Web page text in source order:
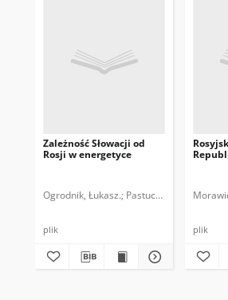
Zależność Słowacji od
Rosji w energetyce
Ogrodnik, Łukasz. Pastucha, Tymon.
plik plik